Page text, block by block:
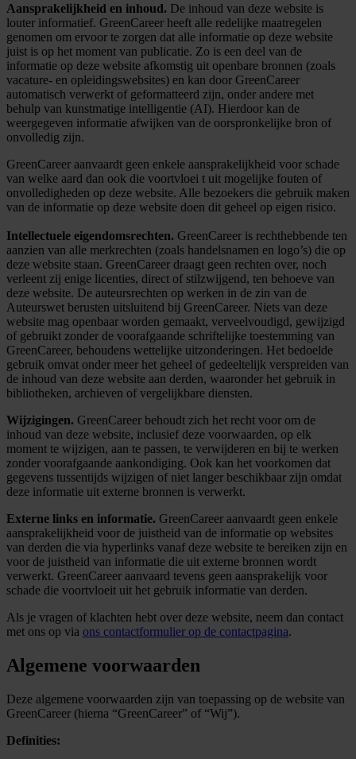
Aansprakelijkheid en inhoud. De inhoud van deze website is
louter informatief. GreenCareer heeft alle redelijke maatregelen
genomen om ervoor te zorgen dat alle informatie op deze website
juist is op het moment van publicatie. Zo is een deel van de
informatie op deze website afkomstig uit openbare bronnen (zoals
vacature- en opleidingswebsites) en kan door GreenCareer
automatisch verwerkt of geformatteerd zijn, onder andere met
behulp van kunstmatige intelligentie (AI). Hierdoor kan de
weergegeven informatie afwijken van de oorspronkelijke bron of
onvolledig zijn.
GreenCareer aanvaardt geen enkele aansprakelijkheid voor schade
van welke aard dan ook die voortvloei t uit mogelijke fouten of
onvolledigheden op deze website. Alle bezoekers die gebruik maken
van de informatie op deze website doen dit geheel op eigen risico.
Intellectuele eigendomsrechten. GreenCareer is rechthebbende ten
aanzien van alle merkrechten (zoals handelsnamen en logo’s) die op
deze website staan. GreenCareer draagt geen rechten over, noch
verleent zij enige licenties, direct of stilzwijgend, ten behoeve van
deze website. De auteursrechten op werken in de zin van de
Auteurswet berusten uitsluitend bij GreenCareer. Niets van deze
website mag openbaar worden gemaakt, verveelvoudigd, gewijzigd
of gebruikt zonder de voorafgaande schriftelijke toestemming van
GreenCareer, behoudens wettelijke uitzonderingen. Het bedoelde
gebruik omvat onder meer het geheel of gedeeltelijk verspreiden van
de inhoud van deze website aan derden, waaronder het gebruik in
bibliotheken, archieven of vergelijkbare diensten.
Wijzigingen. GreenCareer behoudt zich het recht voor om de
inhoud van deze website, inclusief deze voorwaarden, op elk
moment te wijzigen, aan te passen, te verwijderen en bij te werken
zonder voorafgaande aankondiging. Ook kan het voorkomen dat
gegevens tussentijds wijzigen of niet langer beschikbaar zijn omdat
deze informatie uit externe bronnen is verwerkt.
Externe links en informatie. GreenCareer aanvaardt geen enkele
aansprakelijkheid voor de juistheid van de informatie op websites
van derden die via hyperlinks vanaf deze website te bereiken zijn en
voor de juistheid van informatie die uit externe bronnen wordt
verwerkt. GreenCareer aanvaard tevens geen aansprakelijk voor
schade die voortvloeit uit het gebruik informatie van derden.
Als je vragen of klachten hebt over deze website, neem dan contact
met ons op via ons contactformulier op de contactpagina.
Algemene voorwaarden
Deze algemene voorwaarden zijn van toepassing op de website van
GreenCareer (hierna “GreenCareer” of “Wij”).
Definities: